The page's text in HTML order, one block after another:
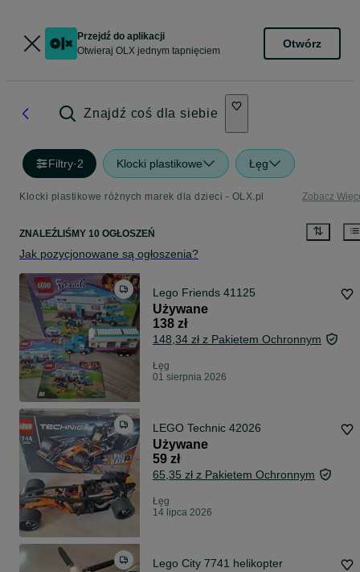
Przejdź do aplikacji
Otwieraj OLX jednym tapnięciem
Otwórz
Znajdź coś dla siebie
Filtry·2 Klocki plastikowe Łęg
Klocki plastikowe różnych marek dla dzieci - OLX.pl Zobacz
ZNALEŹLIŚMY 10 OGŁOSZEŃ
Jak pozycjonowane są ogłoszenia?
Lego Friends 41125
Używane
138 zł
148,34 zł z Pakietem Ochronnym
Łęg
01 sierpnia 2026
LEGO Technic 42026
Używane
59 zł
65,35 zł z Pakietem Ochronnym
Łęg
14 lipca 2026
Lego City 7741 helikopter